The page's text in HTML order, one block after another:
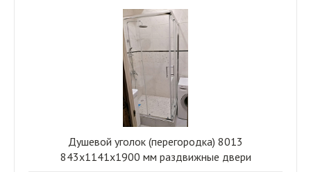
Душевой уголок (перегородка) 8013
843х1141х1900 мм раздвижные двери